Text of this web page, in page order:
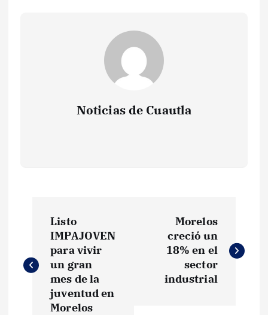
Noticias de Cuautla
v
Listo
IMPAJOVEN
para vivir
un gran
mes de la
juventud en
Morelos
Morelos
creció un
18% en el
sector
industrial